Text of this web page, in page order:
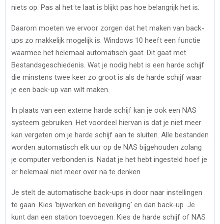
niets op. Pas al het te laat is blijkt pas hoe belangrijk het is.
Daarom moeten we ervoor zorgen dat het maken van back-
ups zo makkelijk mogelijk is. Windows 10 heeft een functie
waarmee het helemaal automatisch gaat. Dit gaat met
Bestandsgeschiedenis. Wat je nodig hebt is een harde schijf
die minstens twee keer zo groot is als de harde schijf waar
je een back-up van wilt maken.
In plaats van een externe harde schijf kan je ook een NAS
systeem gebruiken. Het voordeel hiervan is dat je niet meer
kan vergeten om je harde schijf aan te sluiten. Alle bestanden
worden automatisch elk uur op de NAS bijgehouden zolang
je computer verbonden is. Nadat je het hebt ingesteld hoef je
er helemaal niet meer over na te denken.
Je stelt de automatische back-ups in door naar instellingen
te gaan. Kies ‘bijwerken en beveiliging’ en dan back-up. Je
kunt dan een station toevoegen. Kies de harde schijf of NAS